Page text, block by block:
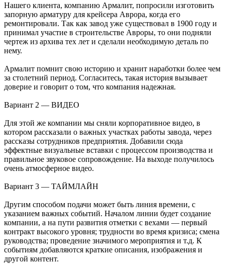
Нашего клиента, компанию Армалит, попросили изготовить
запорную арматуру для крейсера Аврора, когда его
ремонтировали. Так как завод уже существовал в 1900 году и
принимал участие в строительстве Авроры, то они подняли
чертеж из архива тех лет и сделали необходимую деталь по
нему.
Армалит помнит свою историю и хранит наработки более чем
за столетний период. Согласитесь, такая история вызывает
доверие и говорит о том, что компания надежная.
Вариант 2 — ВИДЕО
Для этой же компании мы сняли корпоративное видео, в
котором рассказали о важных участках работы завода, через
рассказы сотрудников предприятия. Добавили сюда
эффектные визуальные вставки с процессом производства и
правильное звуковое сопровождение. На выходе получилось
очень атмосферное видео.
Вариант 3 — ТАЙМЛАЙН
Другим способом подачи может быть линия времени, с
указанием важных событий. Началом линии будет создание
компании, а на пути развития отметки с вехами — первый
контракт высокого уровня; трудности во время кризиса; смена
руководства; проведение значимого мероприятия и т.д. К
событиям добавляются краткие описания, изображения и
другой контент.